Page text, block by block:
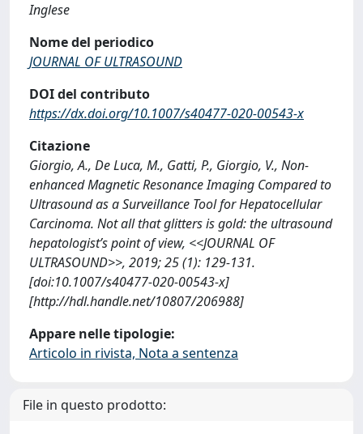
Inglese
Nome del periodico
JOURNAL OF ULTRASOUND
DOI del contributo
https://dx.doi.org/10.1007/s40477-020-00543-x
Citazione
Giorgio, A., De Luca, M., Gatti, P., Giorgio, V., Non-
enhanced Magnetic Resonance Imaging Compared to
Ultrasound as a Surveillance Tool for Hepatocellular
Carcinoma. Not all that glitters is gold: the ultrasound
hepatologist’s point of view, <<JOURNAL OF
ULTRASOUND>>, 2019; 25 (1): 129-131.
[doi:10.1007/s40477-020-00543-x]
[http://hdl.handle.net/10807/206988]
Appare nelle tipologie:
Articolo in rivista, Nota a sentenza
File in questo prodotto: